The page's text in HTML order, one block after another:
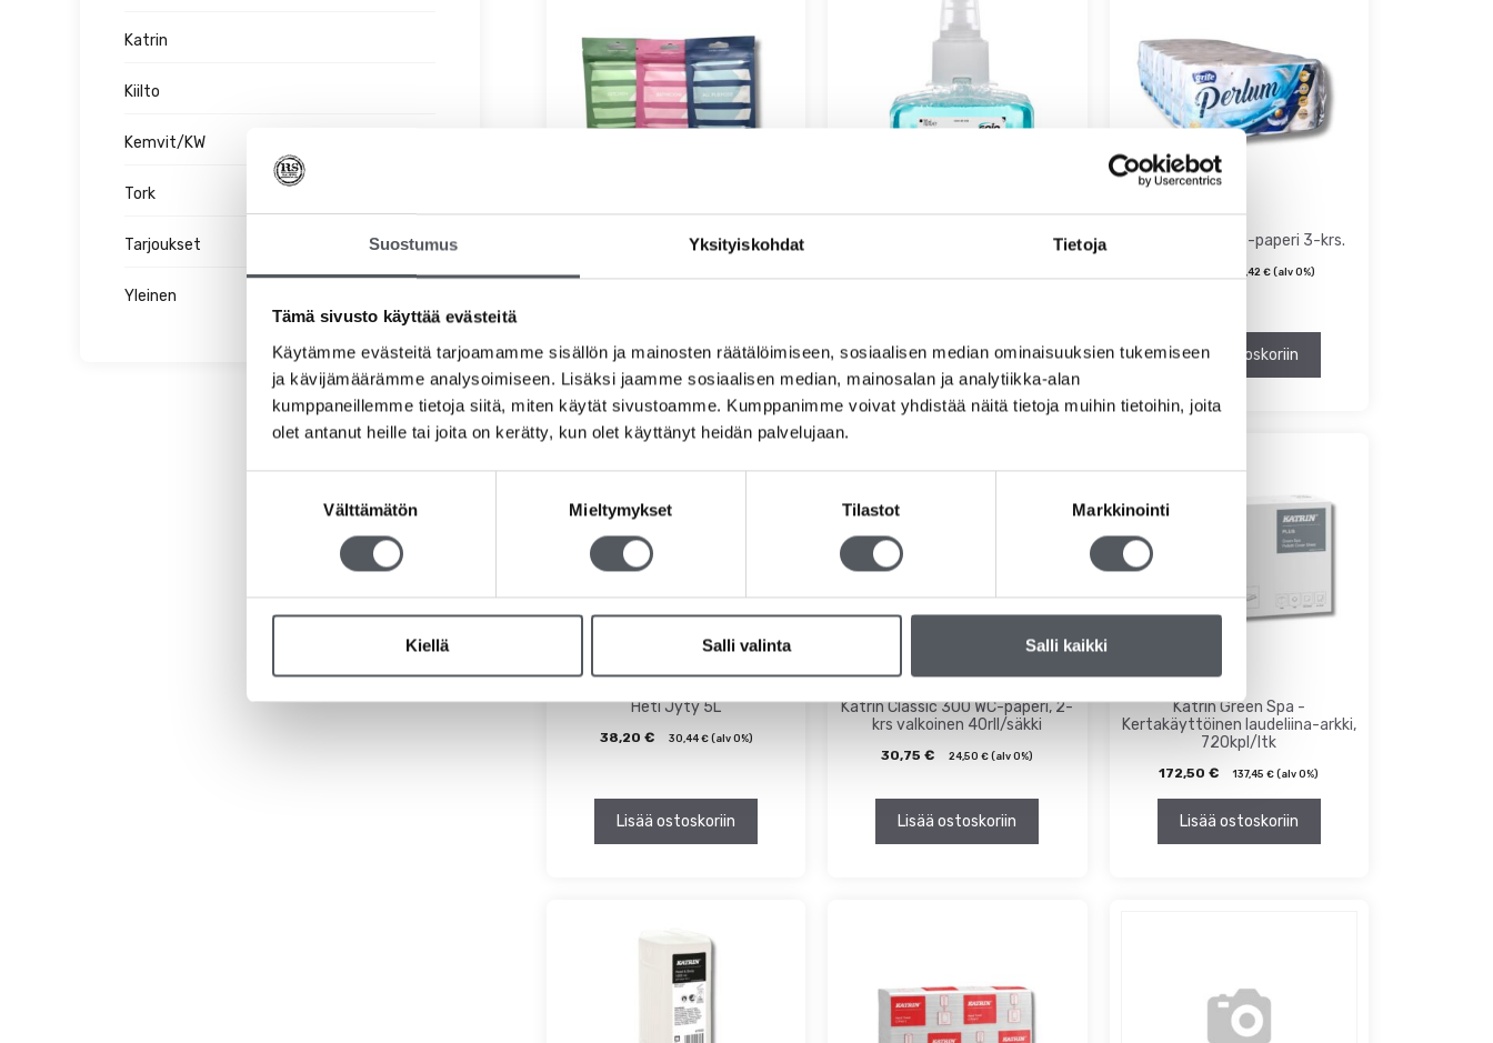
Suostumus Yksityiskohdat Tietoja
Tämä sivusto käyttää evästeitä
Käytämme evästeitä tarjoamamme sisällön ja mainosten räätälöimiseen, sosiaalisen median ominaisuuksien tukemiseen
ja kävijämäärämme analysoimiseen. Lisäksi jaamme sosiaalisen median, mainosalan ja analytiikka-alan
kumppaneillemme tietoja siitä, miten käytät sivustoamme. Kumppanimme voivat yhdistää näitä tietoja muihin tietoihin, joita
olet antanut heille tai joita on kerätty, kun olet käyttänyt heidän palvelujaan.
Välttämätön Mieltymykset Tilastot Markkinointi
Kiellä Salli valinta Salli kaikki
Dilute -täyttöpakkaus (sis.
Keittiö, Yleis ja Kylpyhuone)
3x5kpl
Lisää ostoskoriin
Gojo Freshberry vaahtosaippua
Lue lisää
Grite Perlum wc-paperi 3-krs.
24,42 €(alv 0%)
Lisää ostoskoriin
Heti Jyty 5L
38,20 € 30,44 €(alv 0%)
Lisää ostoskoriin
Katrin Classic 300 WC-paperi, 2-
krs valkoinen 40rll/säkki
30,75€ 24,50€ (alv 0%)
Lisää ostoskoriin
Katrin Green Spa -
Kertakäyttöinen laudeliina-arkki,
720kpl/ltk
172,50€ 137,45€ (alv 0%)
Lisää ostoskoriin
useampi
muunnelma.
Katrin
Kiilto
Kemvit/KW
Tork
Tarjoukset
Yleinen